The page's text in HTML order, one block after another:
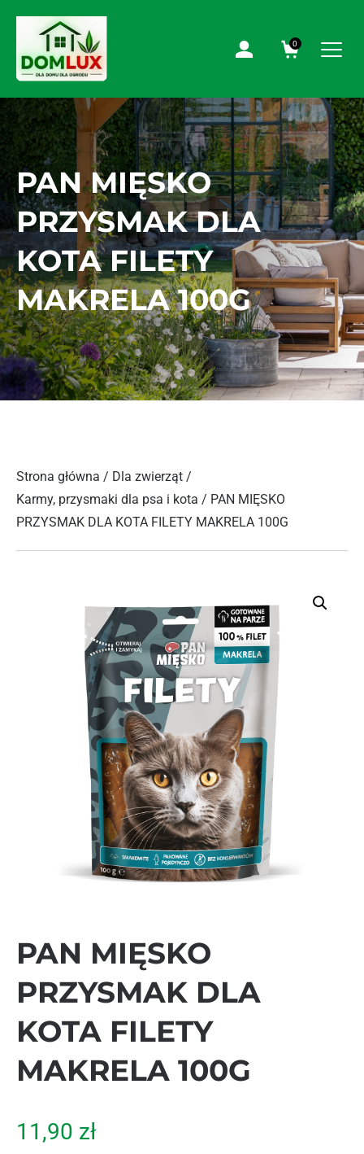
0
PAN MIĘSKO
PRZYSMAK DLA
KOTA FILETY
MAKRELA 100G
Strona główna / Dla zwierząt /
Karmy, przysmaki dla psa i kota / PAN MIĘSKO
PRZYSMAK DLA KOTA FILETY MAKRELA 100G
PAN MIĘSKO
PRZYSMAK DLA
KOTA FILETY
MAKRELA 100G
11,90 zł